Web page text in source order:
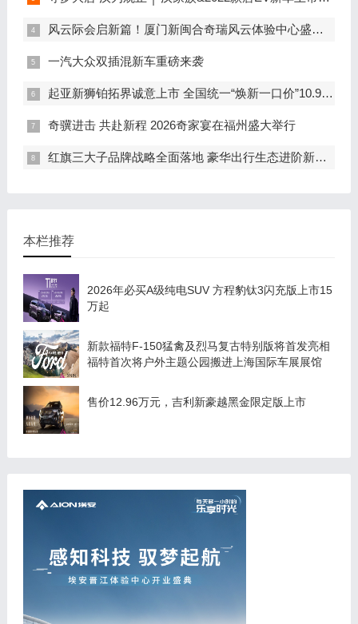
风云际会启新篇！厦门新闽合奇瑞风云体验中心盛大开业
一汽大众双插混新车重磅来袭
起亚新狮铂拓界诚意上市 全国统一“焕新一口价”10.99万元起
奇骥进击 共赴新程 2026奇家宴在福州盛大举行
红旗三大子品牌战略全面落地 豪华出行生态进阶新篇章
本栏推荐
2026年必买A级纯电SUV 方程豹钛3闪充版上市15
万起
新款福特F-150猛禽及烈马复古特别版将首发亮相
福特首次将户外主题公园搬进上海国际车展展馆
售价12.96万元，吉利新豪越黑金限定版上市